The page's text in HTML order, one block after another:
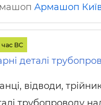
Армашоп
ВС
деталі
відводи,
трубопроводу